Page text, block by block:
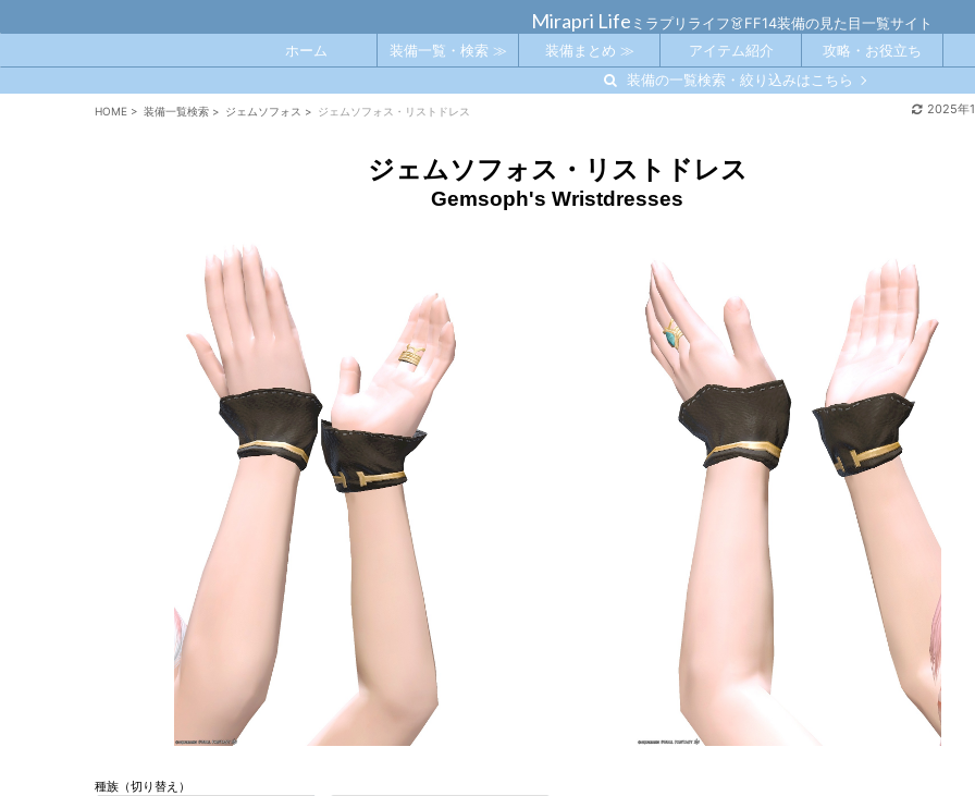
Mirapri Life ミラプリライフ👗FF14装備の見た目一覧サイト
装備の一覧検索・絞り込みはこちら
ホーム 装備一覧・検索 ≫ 装備まとめ ≫ アイテム紹介 攻略・お役立ち
HOME > 装備一覧検索 > ジェムソフォス > ジェムソフォス・リストドレス 2025年
ジェムソフォス・リストドレス
Gemsoph's Wristdresses
種族（切り替え）